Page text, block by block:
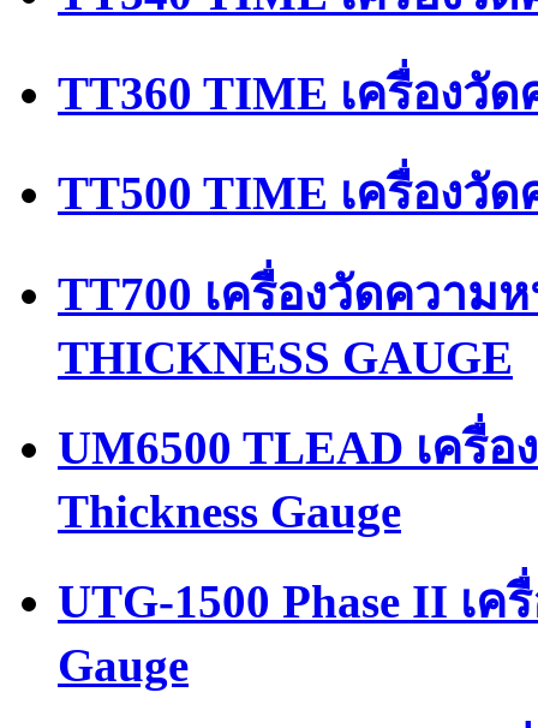
TT360 TIME เครื่องวั
TT500 TIME เครื่องวั
TT700 เครื่องวัดความ
THICKNESS GAUGE
UM6500 TLEAD เครื่
Thickness Gauge
UTG-1500 Phase II เ
Gauge